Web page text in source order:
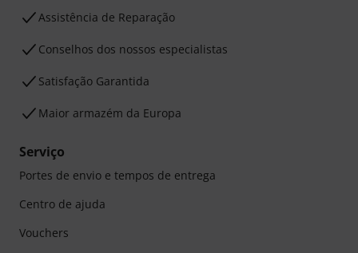
Assistência de Reparação
Conselhos dos nossos especialistas
Satisfação Garantida
Maior armazém da Europa
Serviço
Portes de envio e tempos de entrega
Centro de ajuda
Vouchers